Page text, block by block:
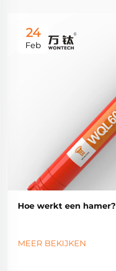
24
Feb
Hoe werkt een hamer?
MEER BEKIJKEN